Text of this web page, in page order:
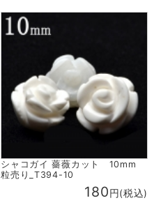
シャコガイ 薔薇カット 10mm
粒売り_T394-10
180円(税込)